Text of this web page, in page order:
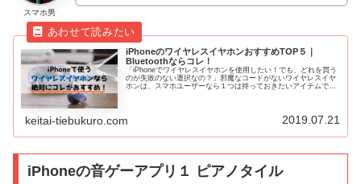
スマホ男
iPhoneのワイヤレスイヤホンおすすめTOP５｜
Bluetoothならコレ！
「iPhoneでワイヤレスイヤホンを使用したい！でも、どれを買う
のが失敗のない選択なの？」邪魔なコードがないワイヤレスイヤ
ホンは、スマホユーザーなら１つは持っておきたいアイテムです
keitai-tiebukuro.com 2019.07.21
iPhoneの音ゲーアプリ１ ピアノタイル